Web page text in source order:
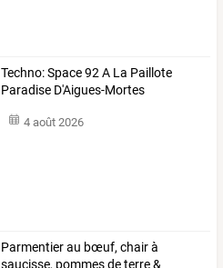
Techno: Space 92 A La Paillote
Paradise D'Aigues-Mortes
4 août 2026
Parmentier au bœuf, chair à
saucisse, pommes de terre &